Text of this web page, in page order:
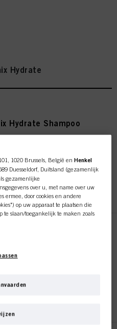
Hydrate
Hydrate Shampoo
EN KOPEN
101, 1020 Brussels, België enHenkel
Duesseldorf, Duitsland (gezamenlijk
gezamenlijke
over u, met name over uw
ermee, door cookies en andere
op uw apparaat te plaatsen die
te slaan/toegankelijk te maken zoals
waarnaar een link in
te optimaliseren, om u
ons (respectievelijk het bedrijf
daarvan uw aankopen van onze